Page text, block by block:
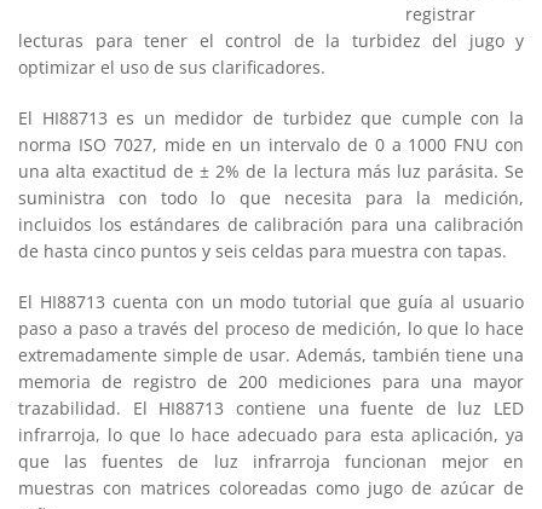
registrar
lecturas para tener el control de la turbidez del jugo y
optimizar el uso de sus clarificadores.
El HI88713 es un medidor de turbidez que cumple con la
norma ISO 7027, mide en un intervalo de 0 a 1000 FNU con
una alta exactitud de ± 2% de la lectura más luz parásita. Se
suministra con todo lo que necesita para la medición,
incluidos los estándares de calibración para una calibración
de hasta cinco puntos y seis celdas para muestra con tapas.
El HI88713 cuenta con un modo tutorial que guía al usuario
paso a paso a través del proceso de medición, lo que lo hace
extremadamente simple de usar. Además, también tiene una
memoria de registro de 200 mediciones para una mayor
trazabilidad. El HI88713 contiene una fuente de luz LED
infrarroja, lo que lo hace adecuado para esta aplicación, ya
que las fuentes de luz infrarroja funcionan mejor en
muestras con matrices coloreadas como jugo de azúcar de